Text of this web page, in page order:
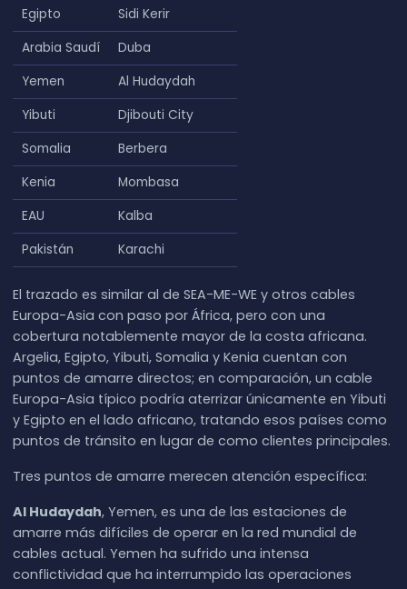
Egipto
Sidi Kerir
Arabia Saudí
Duba
Yemen
Al Hudaydah
Yibuti
Djibouti City
Somalia
Berbera
Kenia
Mombasa
EAU
Kalba
Pakistán
Karachi
El trazado es similar al de SEA-ME-WE y otros cables
Europa-Asia con paso por África, pero con una
cobertura notablemente mayor de la costa africana.
Argelia, Egipto, Yibuti, Somalia y Kenia cuentan con
puntos de amarre directos; en comparación, un cable
Europa-Asia típico podría aterrizar únicamente en Yibuti
y Egipto en el lado africano, tratando esos países como
puntos de tránsito en lugar de como clientes principales.
Tres puntos de amarre merecen atención específica:
Al Hudaydah, Yemen, es una de las estaciones de
amarre más difíciles de operar en la red mundial de
cables actual. Yemen ha sufrido una intensa
conflictividad que ha interrumpido las operaciones